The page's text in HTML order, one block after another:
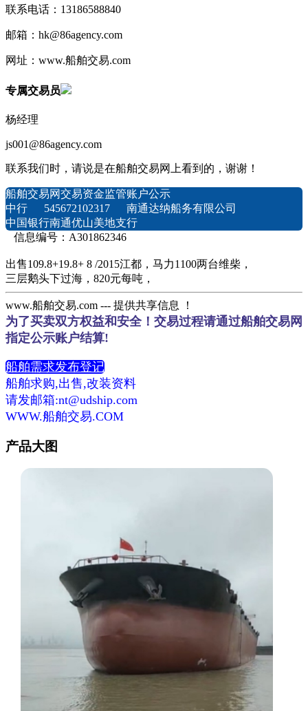
联系电话：13186588840
邮箱：hk@86agency.com
网址：www.船舶交易.com
专属交易员
杨经理
js001@86agency.com
联系我们时，请说是在船舶交易网上看到的，谢谢！
船舶交易网交易资金监管账户公示
中行 545672102317 南通达纳船务有限公司
中国银行南通优山美地支行
信息编号：A301862346
出售109.8+19.8+ 8 /2015江都，马力1100两台维柴，
三层鹅头下过海，820元每吨，
www.船舶交易.com --- 提供共享信息 ！
为了买卖双方权益和安全！交易过程请通过船舶交易网
指定公示账户结算!
船舶需求发布登记
船舶求购,出售,改装资料
请发邮箱:nt@udship.com
WWW.船舶交易.COM
产品大图